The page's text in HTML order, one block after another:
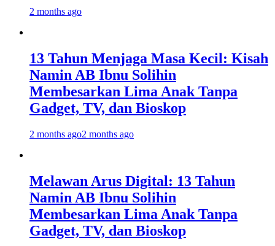
2 months ago
13 Tahun Menjaga Masa Kecil: Kisah
Namin AB Ibnu Solihin
Membesarkan Lima Anak Tanpa
Gadget, TV, dan Bioskop
2 months ago2 months ago
Melawan Arus Digital: 13 Tahun
Namin AB Ibnu Solihin
Membesarkan Lima Anak Tanpa
Gadget, TV, dan Bioskop